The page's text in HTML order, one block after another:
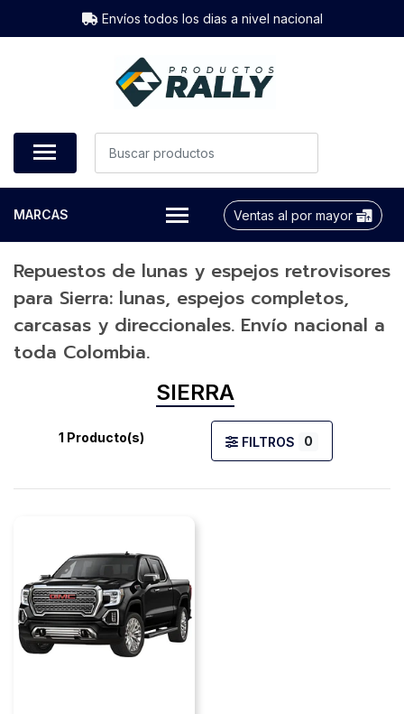
Envíos todos los dias a nivel nacional
MARCAS Ventas al por mayor
Repuestos de lunas y espejos retrovisores
para Sierra: lunas, espejos completos,
carcasas y direccionales. Envío nacional a
toda Colombia.
SIERRA
1 Producto(s) FILTROS 0